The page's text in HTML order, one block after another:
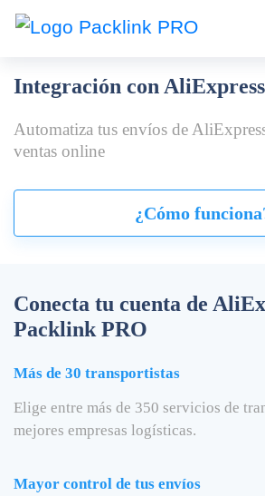
Integración con AliExpress
Automatiza tus envíos de
ventas online
¿Cómo
Conecta tu cuenta de
Packlink PRO
Más de 30 transportistas
Elige entre más de 350 servicios de
mejores empresas logísticas.
Mayor control de tus envíos